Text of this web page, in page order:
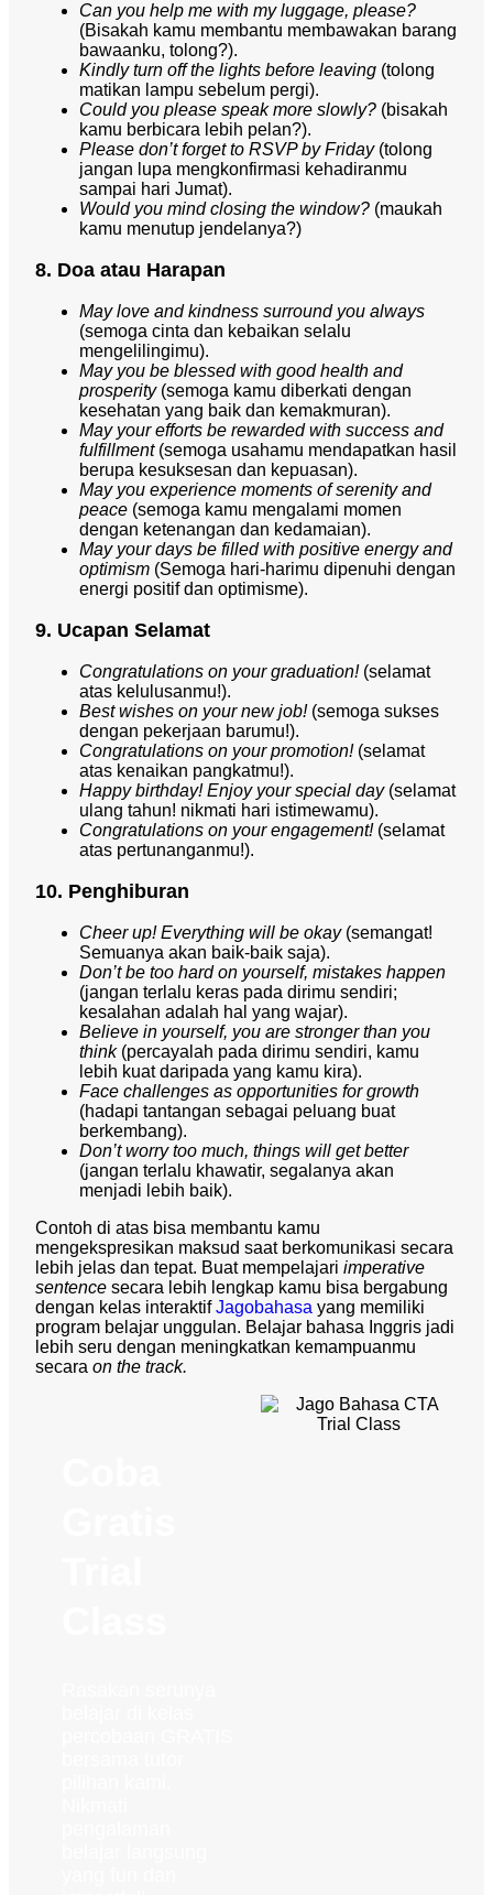
Can you help me with my luggage, please?
(Bisakah kamu membantu membawakan barang
bawaanku, tolong?).
Kindly turn off the lights before leaving (tolong
matikan lampu sebelum pergi).
Could you please speak more slowly? (bisakah
kamu berbicara lebih pelan?).
Please don’t forget to RSVP by Friday(tolong
jangan lupa mengkonfirmasi kehadiranmu
sampai hari Jumat).
Would you mind closing the window? (maukah
kamu menutup jendelanya?)
8. Doa atau Harapan
May love and kindness surround you always
(semoga cinta dan kebaikan selalu
mengelilingimu).
May you be blessed with good health and
prosperity(semoga kamu diberkati dengan
kesehatan yang baik dan kemakmuran).
May your efforts be rewarded with success and
fulfillment(semoga usahamu mendapatkan hasil
berupa kesuksesan dan kepuasan).
May you experience moments of serenity and
peace (semoga kamu mengalami momen
dengan ketenangan dan kedamaian).
May your days be filled with positive energy and
optimism (Semoga hari-harimu dipenuhi dengan
energi positif dan optimisme).
9. Ucapan Selamat
Congratulations on your graduation!(selamat
atas kelulusanmu!).
Best wishes on your new job!(semoga sukses
dengan pekerjaan barumu!).
Congratulations on your promotion!(selamat
atas kenaikan pangkatmu!).
Happy birthday! Enjoy your special day(selamat
ulang tahun! nikmati hari istimewamu).
Congratulations on your engagement!(selamat
atas pertunanganmu!).
10. Penghiburan
Cheer up! Everything will be okay(semangat!
Semuanya akan baik-baik saja).
Don’t be too hard on yourself, mistakes happen
(jangan terlalu keras pada dirimu sendiri;
kesalahan adalah hal yang wajar).
Believe in yourself, you are stronger than you
think(percayalah pada dirimu sendiri, kamu
lebih kuat daripada yang kamu kira).
Face challenges as opportunities for growth
(hadapi tantangan sebagai peluang buat
berkembang).
Don’t worry too much, things will get better
(jangan terlalu khawatir, segalanya akan
menjadi lebih baik).
Contoh di atas bisa membantu kamu
mengekspresikan maksud saat berkomunikasi secara
lebih jelas dan tepat. Buat mempelajari imperative
sentence secara lebih lengkap kamu bisa bergabung
dengan kelas interaktifJagobahasa yang memiliki
program belajar unggulan. Belajar bahasa Inggris jadi
lebih seru dengan meningkatkan kemampuanmu
secara on the track.